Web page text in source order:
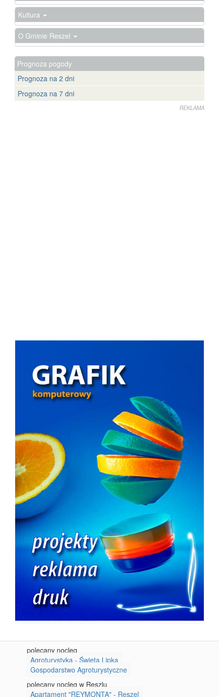
Kultura
O Gminie Reszel
Prognoza pogody
Prognoza na 2 dni
Prognoza na 7 dni
REKLAMA
polecany nocleg
Agroturystyka - Święta Lipka
Gospodarstwo Agroturystyczne
polecany nocleg w Reszlu
Apartament "REYMONTA" - Reszel